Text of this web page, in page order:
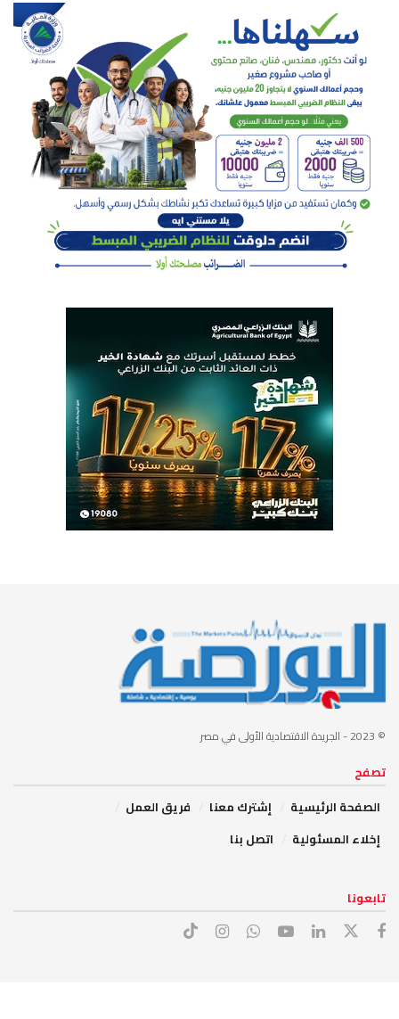
© 2023 - الجريدة الاقتصادية الأولى في مصر
تصفح
الصفحة الرئيسية
إشترك معنا
فريق العمل
إخلاء المسئولية
اتصل بنا
تابعونا